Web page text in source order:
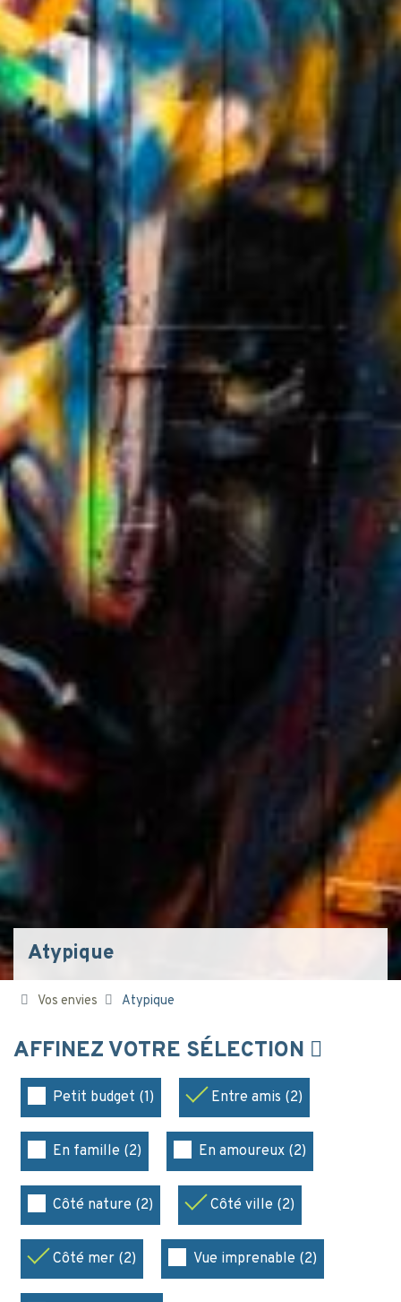
Atypique
Vos envies Atypique
AFFINEZ VOTRE SÉLECTION
Petit budget (1) Entre amis (2)
En famille (2) En amoureux (2)
Côté nature (2) Côté ville (2)
Côté mer (2) Vue imprenable (2)